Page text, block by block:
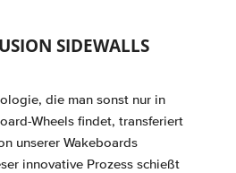
SIDEWALLS
die man sonst nur in
Wheels findet, transferiert
unserer Wakeboards
innovative Prozess schießt